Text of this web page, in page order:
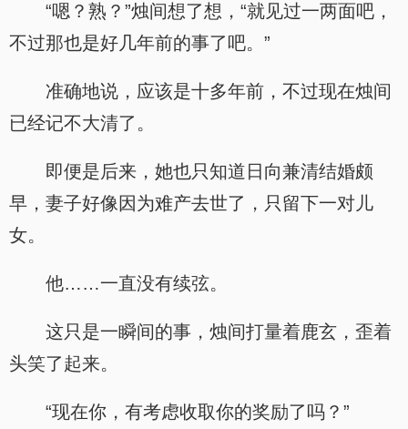
“嗯？熟？”烛间想了想，“就见过一两面吧，
不过那也是好几年前的事了吧。”
准确地说，应该是十多年前，不过现在烛间
已经记不大清了。
即便是后来，她也只知道日向兼清结婚颇
早，妻子好像因为难产去世了，只留下一对儿
女。
他……一直没有续弦。
这只是一瞬间的事，烛间打量着鹿玄，歪着
头笑了起来。
“现在你，有考虑收取你的奖励了吗？”